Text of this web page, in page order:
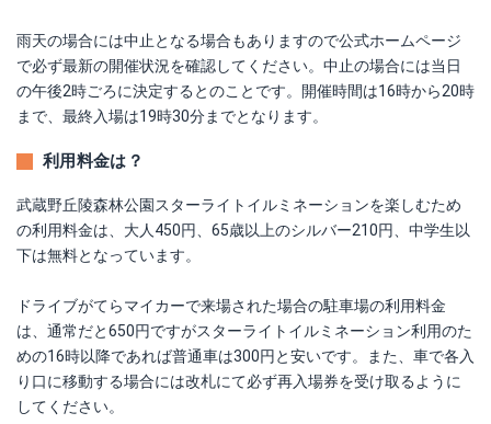
雨天の場合には中止となる場合もありますので公式ホームページ
で必ず最新の開催状況を確認してください。中止の場合には当日
の午後2時ごろに決定するとのことです。開催時間は16時から20時
まで、最終入場は19時30分までとなります。
利用料金は？
武蔵野丘陵森林公園スターライトイルミネーションを楽しむため
の利用料金は、大人450円、65歳以上のシルバー210円、中学生以
下は無料となっています。
ドライブがてらマイカーで来場された場合の駐車場の利用料金
は、通常だと650円ですがスターライトイルミネーション利用のた
めの16時以降であれば普通車は300円と安いです。また、車で各入
り口に移動する場合には改札にて必ず再入場券を受け取るように
してください。